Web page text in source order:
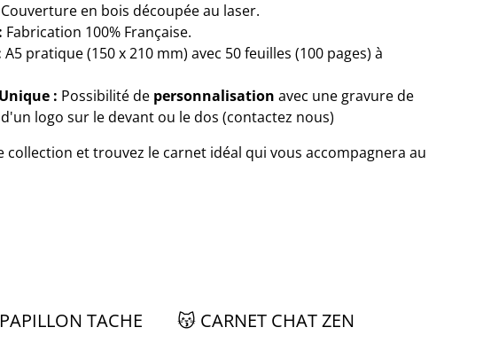
Couverture en bois découpée au laser.
Fabrication 100% Française.
A5 pratique (150 x 210 mm) avec 50 feuilles (100 pages) à
: Possibilité de personnalisation avec une gravure de
logo sur le devant ou le dos (contactez nous)
collection et trouvez le carnet idéal qui vous accompagnera au
TACHE
😽 CARNET CHAT ZEN